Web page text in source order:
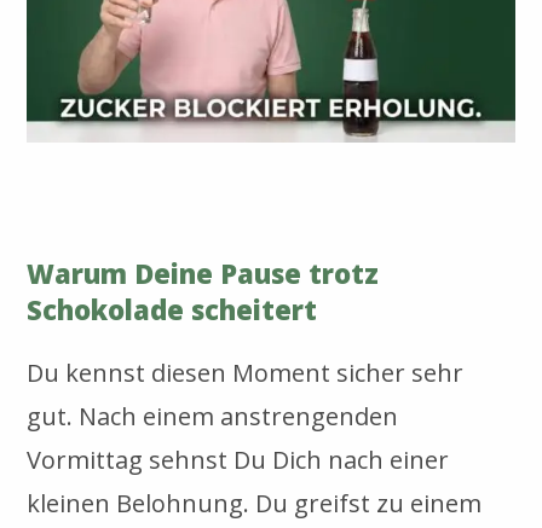
Warum Deine Pause trotz
Schokolade scheitert
Du kennst diesen Moment sicher sehr
gut. Nach einem anstrengenden
Vormittag sehnst Du Dich nach einer
kleinen Belohnung. Du greifst zu einem